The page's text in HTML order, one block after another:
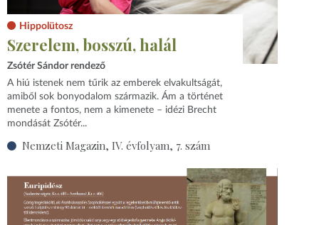
Hippolütosz
Szerelem, bosszú, halál
Zsótér Sándor rendező
A hiú istenek nem tűrik az emberek elvakultságát,
amiből sok bonyodalom származik. Ám a történet
menete a fontos, nem a kimenete – idézi Brecht
mondását Zsótér...
Nemzeti Magazin, IV. évfolyam, 7. szám